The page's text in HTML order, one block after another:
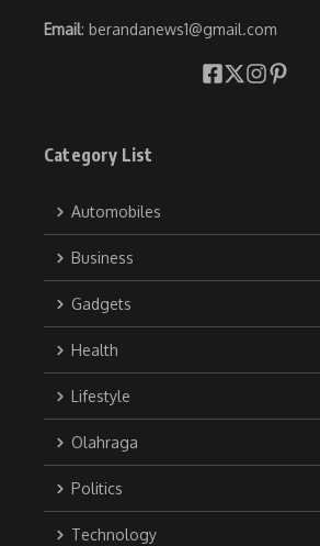
Email: berandanews1@gmail.com
Category List
Automobiles
Business
Gadgets
Health
Lifestyle
Olahraga
Politics
Technology